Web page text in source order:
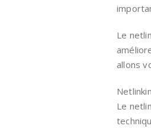
Le
allons
Le